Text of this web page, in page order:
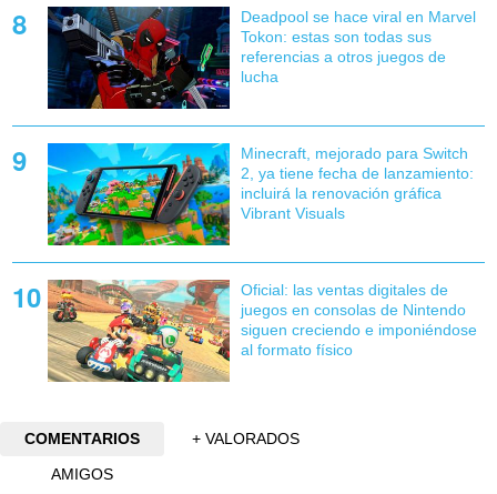
Deadpool se hace viral en Marvel
Tokon: estas son todas sus
referencias a otros juegos de
lucha
Minecraft, mejorado para Switch
2, ya tiene fecha de lanzamiento:
incluirá la renovación gráfica
Vibrant Visuals
Oficial: las ventas digitales de
juegos en consolas de Nintendo
siguen creciendo e imponiéndose
al formato físico
COMENTARIOS
+ VALORADOS
AMIGOS